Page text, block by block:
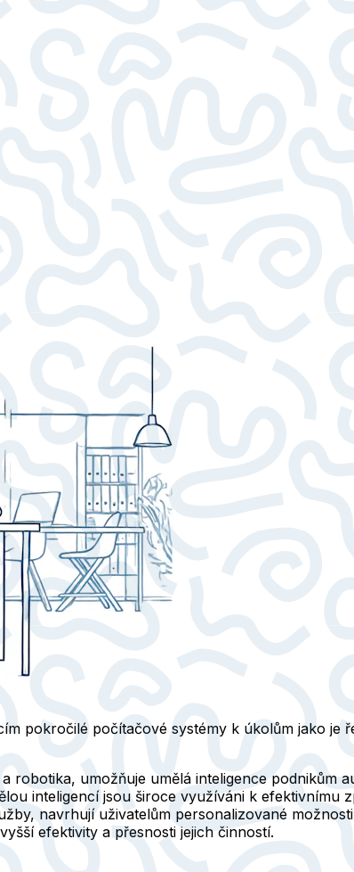
pokročilé počítačové systémy k úkolům jako je
umožňuje umělá inteligence podnikům
inteligencí jsou široce využíváni k efektivnímu
navrhují uživatelům personalizované
efektivity a přesnosti jejich činností.